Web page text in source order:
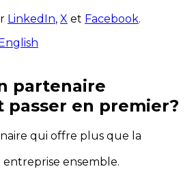
LinkedIn, X et Facebook.
partenaire
passer en premier?
qui offre plus que la
ensemble.